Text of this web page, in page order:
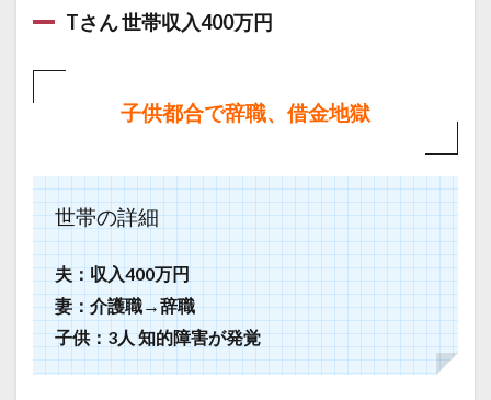
Tさん 世帯収入400万円
子供都合で辞職、借金地獄
世帯の詳細
夫：収入400万円
妻：介護職→辞職
子供：3人 知的障害が発覚